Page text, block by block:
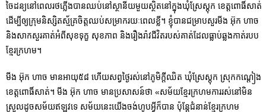
ចៃដន្យនៅពេលរថភ្លើងបានឈប់នៅស្ថានីយមួយស្ថិតនៅក្នុងឃុំស្រែស្តុក ខេត្តពោធិ៍សាត់
ដើម្បីឲ្យក្រុមនិស្សិតស្ម័គ្រចិត្តឈប់សម្រាករយៈពេលខ្លី។ ខ្ញុំបានជម្រាបសួរមីង អ៊ុក ហាច
និងសាកសួរគាត់អំពីសុខទុក្ខ សុខភាព និងរឿងរ៉ាវជីវិតរបស់គាត់ដែលធ្លាប់ឆ្លងកាត់របប
ខ្មែរក្រហម។
មីង អ៊ុក ហាច មានអាយុ៥៨ ហើយសព្វថ្ងៃរស់នៅភូមិក្តីឈិត ឃុំស្រែស្តុក ស្រុកកណ្តៀង
ខេត្តពោធិ៍សាត់។ មីង អ៊ុក ហាច មានប្រសាសន៍ថា «សម័យខ្មែរក្រហមការរស់នៅមិន
ស្រួលដូចសម័យឥឡូវទេ សម័យនេះយើងចង់ហូបអ្វីក៏បាន ប៉ុន្តែជំនាន់ខ្មែរក្រហម